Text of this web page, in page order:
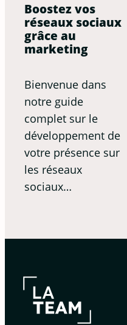
Boostez vos
réseaux sociaux
grâce au
marketing
Bienvenue dans
notre guide
complet sur le
développement de
votre présence sur
les réseaux
sociaux…